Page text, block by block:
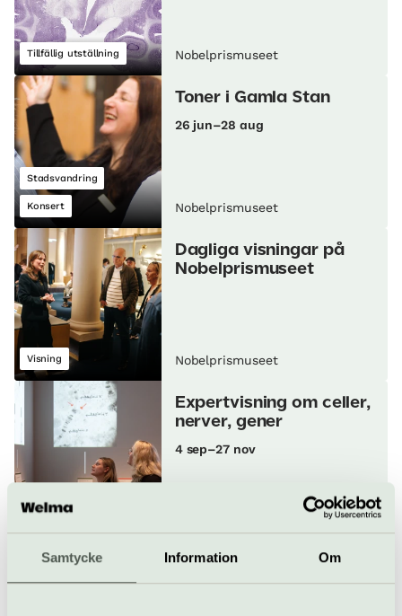
Samtycke Information Om
Tillfällig utställning Nobelprismuseet
Stadsvandring
Konsert
Toner i Gamla Stan
26 jun–28 aug
Nobelprismuseet
Visning
Dagliga visningar på
Nobelprismuseet
Nobelprismuseet
Visning
Expertvisning om celler,
nerver, gener
4 sep–27 nov
Mat, musik och poesi
11 september